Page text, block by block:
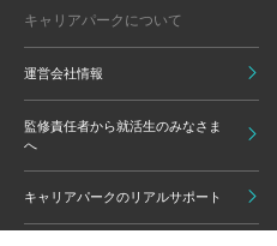
キャリアパークについて
運営会社情報
監修責任者から就活生のみなさま
へ
キャリアパークのリアルサポート